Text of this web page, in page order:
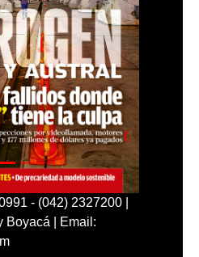
- (042) 2327200 |
Boyacá | Email: